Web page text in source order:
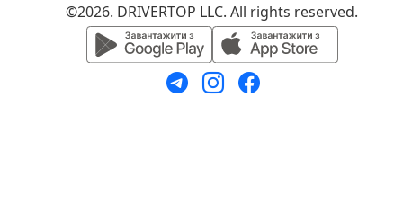
©2026. DRIVERTOP LLC. All rights reserved.